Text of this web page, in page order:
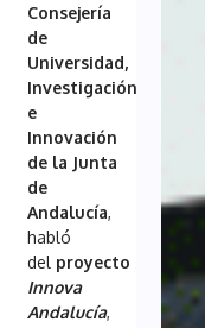
Consejería
de
Universidad,
Investigación
e
Innovación
de la Junta
de
Andalucía,
habló
del proyecto
Innova
Andalucía,